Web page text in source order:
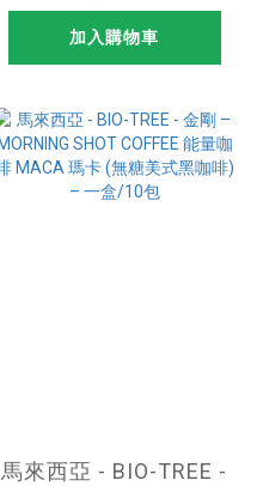
加入購物車
馬來西亞 - BIO-TREE -